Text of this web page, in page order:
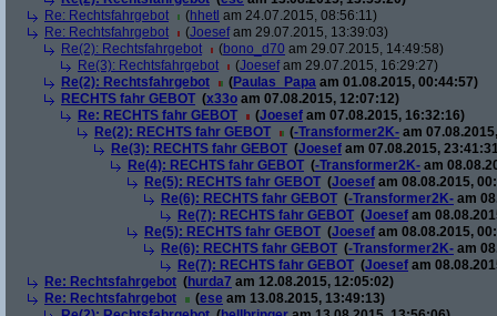
Re: Rechtsfahrgebot
(hhetl am 24.07.2015, 08:56:11)
Re: Rechtsfahrgebot
(Joesefam 29.07.2015, 13:39:03)
Re(2): Rechtsfahrgebot
(bono_d70 am 29.07.2015, 14:49:58)
Re(3): Rechtsfahrgebot
(Joesefam 29.07.2015, 16:29:27)
Re(2): Rechtsfahrgebot
(Paulas_Papa am 01.08.2015, 00:44:57)
RECHTS fahr GEBOT (x33o am 07.08.2015, 12:07:12)
Re: RECHTS fahr GEBOT
(Joesef am 07.08.2015, 16:32:16)
Re(2): RECHTS fahr GEBOT
(-Transformer2K- am
Re(3): RECHTS fahr GEBOT (Joesef am 07.08.2015,
Re(4): RECHTS fahr GEBOT (-Transformer2K- am
Re(5): RECHTS fahr GEBOT (Joesef am 08.08.2015,
Re(6): RECHTS fahr GEBOT (-Transformer2K- am
Re(7): RECHTS fahr GEBOT (Joesef am
Re(5): RECHTS fahr GEBOT (Joesef am 08.08.2015,
Re(6): RECHTS fahr GEBOT (-Transformer2K- am
Re(7): RECHTS fahr GEBOT (Joesef am
Re: Rechtsfahrgebot (hurda7 am 12.08.2015, 12:05:02)
Re: Rechtsfahrgebot
(ese am 13.08.2015, 13:49:13)